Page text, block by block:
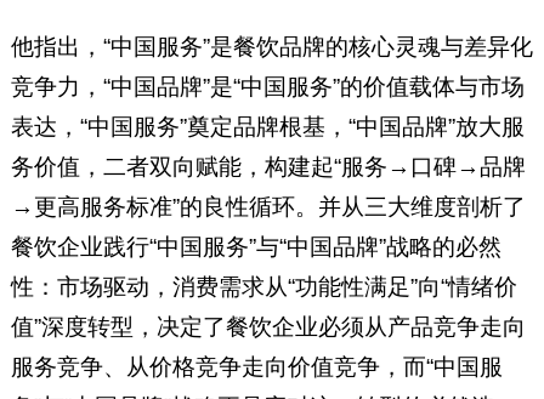
他指出，“中国服务”是餐饮品牌的核心灵魂与差异化
竞争力，“中国品牌”是“中国服务”的价值载体与市场
表达，“中国服务”奠定品牌根基，“中国品牌”放大服
务价值，二者双向赋能，构建起“服务→口碑→品牌
→更高服务标准”的良性循环。并从三大维度剖析了
餐饮企业践行“中国服务”与“中国品牌”战略的必然
性：市场驱动，消费需求从“功能性满足”向“情绪价
值”深度转型，决定了餐饮企业必须从产品竞争走向
服务竞争、从价格竞争走向价值竞争，而“中国服